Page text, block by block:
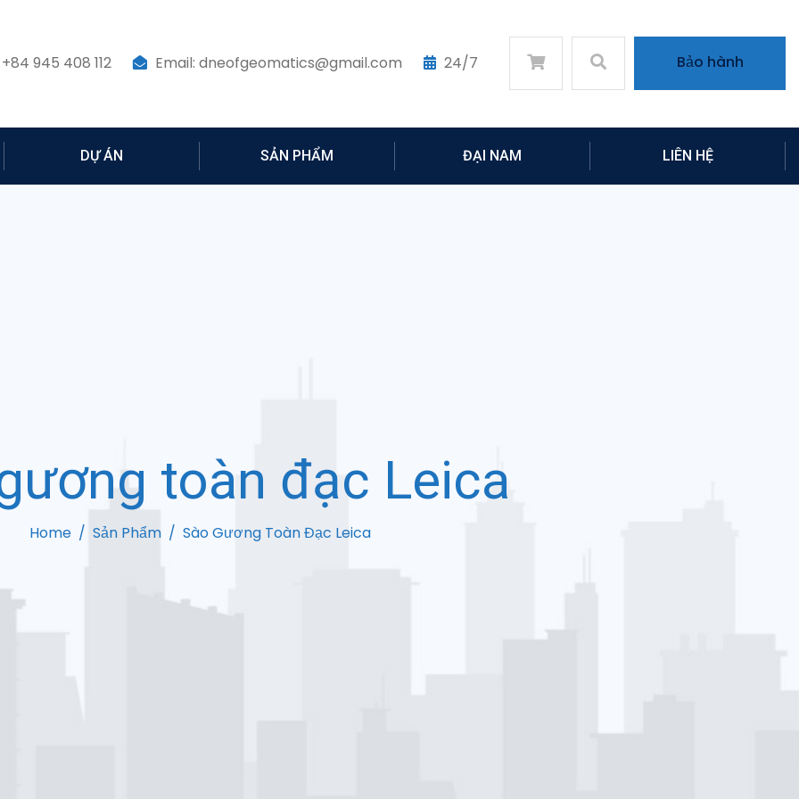
945 408 112 Email: dneofgeomatics@gmail.com 24/7 Bảo hành
DỰ ÁN SẢN PHẨM ĐẠI NAM LIÊN HỆ
toàn đạc Leica
Home Sản Phẩm Sào Gương Toàn Đạc Leica